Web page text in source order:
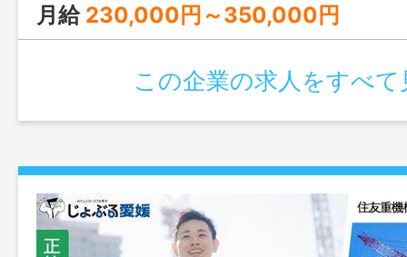
月給 230,000円～350,000円
この企業の求人をすべて